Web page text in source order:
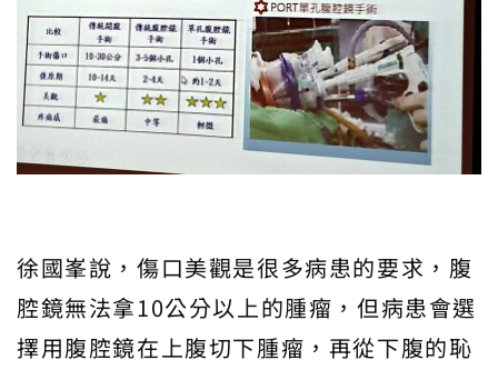
徐國峯說，傷口美觀是很多病患的要求，腹
腔鏡無法拿10公分以上的腫瘤，但病患會選
擇用腹腔鏡在上腹切下腫瘤，再從下腹的恥